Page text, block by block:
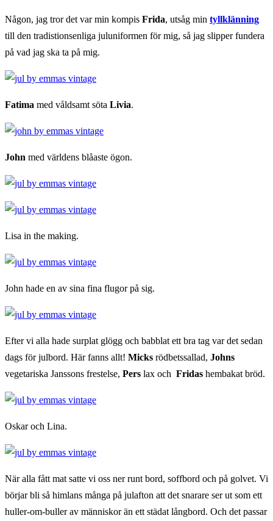
Någon, jag tror det var min kompis Frida, utsåg min tyllklänning
till den tradistionsenliga juluniformen för mig, så jag slipper fundera
på vad jag ska ta på mig.
Fatima med våldsamt söta Livia.
John med världens blåaste ögon.
Lisa in the making.
John hade en av sina fina flugor på sig.
Efter vi alla hade surplat glögg och babblat ett bra tag var det sedan
dags för julbord. Här fanns allt! Micks rödbetssallad, Johns
vegetariska Janssons frestelse, Pers lax och Fridas hembakat bröd.
Oskar och Lina.
När alla fått mat satte vi oss ner runt bord, soffbord och på golvet. Vi
börjar bli så himlans många på julafton att det snarare ser ut som ett
huller-om-buller av människor än ett städat långbord. Och det passar